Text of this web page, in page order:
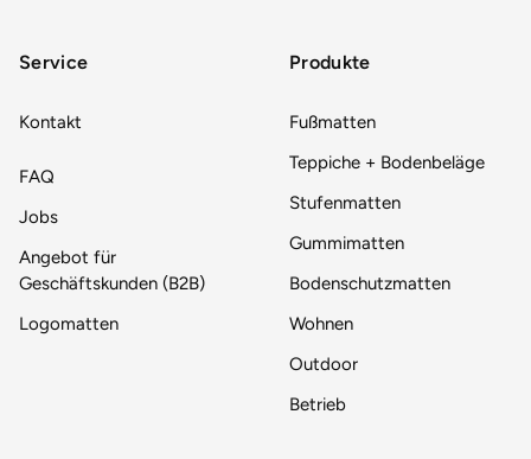
Service
Kontakt
FAQ
Jobs
Angebot für
Geschäftskunden (B2B)
Logomatten
Produkte
Fußmatten
Teppiche + Bodenbeläge
Stufenmatten
Gummimatten
Bodenschutzmatten
Wohnen
Outdoor
Betrieb